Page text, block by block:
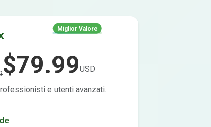
Miglior Valore
$79.99USD
e utenti avanzati.